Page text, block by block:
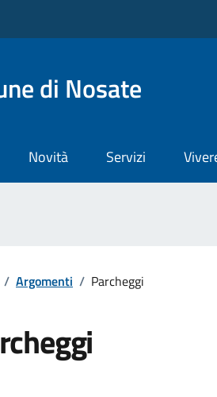
di Nosate
Novità Servizi
/ Argomenti / Parcheggi